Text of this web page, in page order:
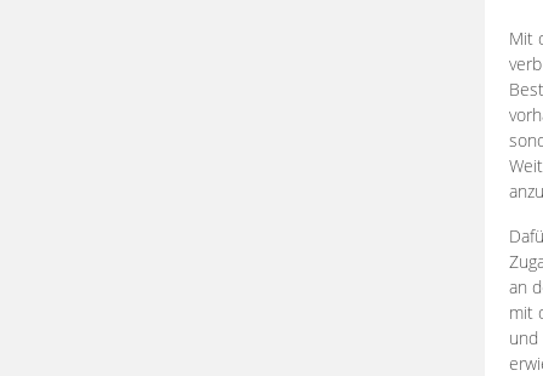
Mit
an
mit
und